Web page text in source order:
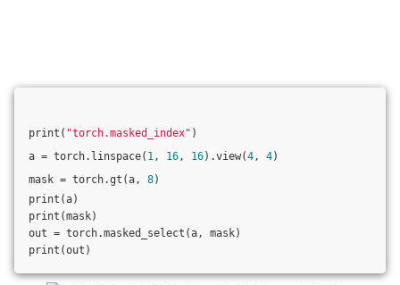
print( "torch.masked_index" )
a = torch.linspace( 1 , 16 , 16).view(4 , 4)
mask = torch.gt(a, 8)
print(a)
print(mask)
out = torch.masked_select(a, mask)
print(out)